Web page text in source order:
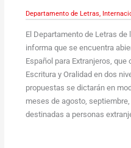
Departamento de Letras,
El Departamento de Letras
informa que se encuentra
Español para Extranjeros,
Escritura y Oralidad en dos
propuestas se dictarán en
meses de agosto,
destinadas a personas